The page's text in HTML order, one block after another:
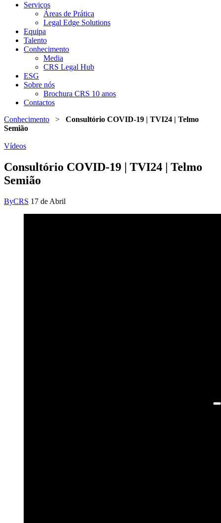
Serviços
Áreas de Prática
Legal Edge Solutions
Equipa
Talento
Conhecimento
Media
CRS Legal Hub
ESG
Sobre nós
Brochura CRS 10 anos
Contactos
Conhecimento > Consultório COVID-19 | TVI24 | Telmo
Semião
Vídeos
Consultório COVID-19 | TVI24 | Telmo
Semião
ByCRS 17 de Abril